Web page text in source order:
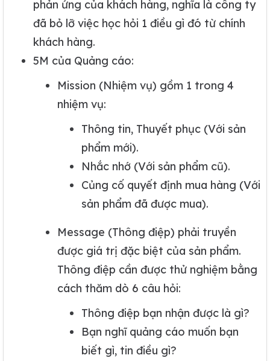
phản ứng của khách hàng, nghĩa là công ty
đã bỏ lỡ việc học hỏi 1 điều gì đó từ chính
khách hàng.
5M của Quảng cáo:
Mission (Nhiệm vụ) gồm 1 trong 4
nhiệm vụ:
Thông tin, Thuyết phục (Với sản
phẩm mới).
Nhắc nhớ (Với sản phẩm cũ).
Củng cố quyết định mua hàng (Với
sản phẩm đã được mua).
Message (Thông điệp) phải truyền
được giá trị đặc biệt của sản phẩm.
Thông điệp cần được thử nghiệm bằng
cách thăm dò 6 câu hỏi:
Thông điệp bạn nhận được là gì?
Bạn nghĩ quảng cáo muốn bạn
biết gì, tin điều gì?